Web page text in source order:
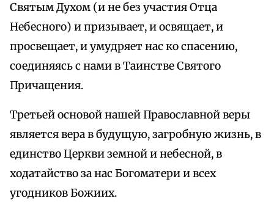
Святым Духом (и не без участия Отца
Небесного) и призывает, и освящает, и
просвещает, и умудряет нас ко спасению,
соединяясь с нами в Таинстве Святого
Причащения.
Третьей основой нашей Православной веры
является вера в будущую, загробную жизнь, в
единство Церкви земной и небесной, в
ходатайство за нас Богоматери и всех
угодников Божиих.